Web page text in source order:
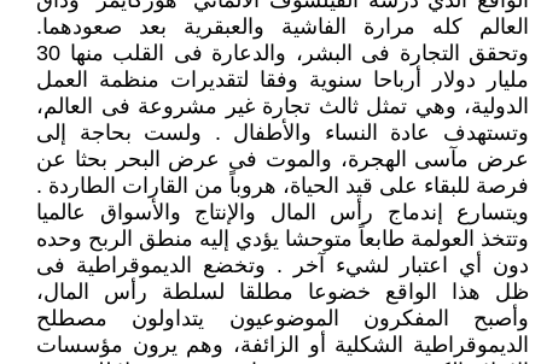
العالم كله مرارة الفاشية والعبقرية بعد صعودهما.
وتحقق التجارة فى البشر، والدعارة فى القلب منها 30
مليار دولار أرباحا سنوية وفقا لتقديرات منظمة العمل
الدولية، وهي تمثل ثالث تجارة غير مشروعة فى العالم،
وتستهدف عادة النساء والأطفال . ولست بحاجة إلى
عرض مآسى الهجرة، والموت فى عرض البحر بحثا عن
فرصة للبقاء على قيد الحياة، هروباً من القارات الطاردة .
ويتسارع إندماج رأس المال والإنتاج والأسواق عالميا
وتتخذ العولمة طابعاً متوحشا يؤدي إليه منطق الربح وحده
دون أي اعتبار لشيء آخر . وتخضع الديموقراطية فى
ظل هذا الواقع خضوعا مطلقا لسلطة رأس المال،
وأصبح المفكرون الموضوعيون يتداولون مصطلح
الديموقراطية الشكلية أو الزائفة، وهم يرون مؤسسات